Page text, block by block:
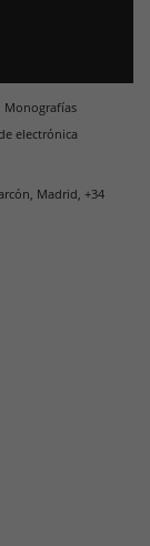
Monografías
electrónica
Madrid, +34